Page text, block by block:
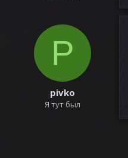
P
pivko
Я тут был